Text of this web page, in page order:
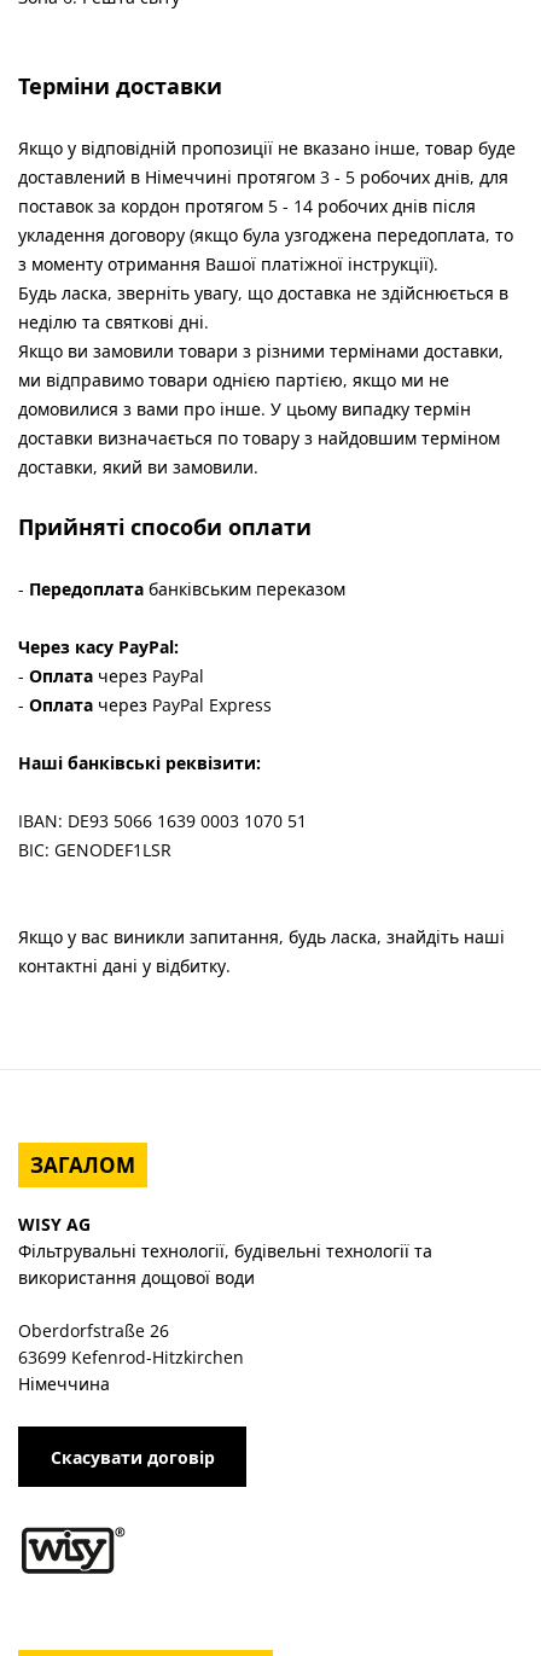
Терміни доставки
Якщо у відповідній пропозиції не вказано інше, товар буде
доставлений в Німеччині протягом 3 - 5 робочих днів, для
поставок за кордон протягом 5 - 14 робочих днів після
укладення договору (якщо була узгоджена передоплата, то
з моменту отримання Вашої платіжної інструкції).
Будь ласка, зверніть увагу, що доставка не здійснюється в
неділю та святкові дні.
Якщо ви замовили товари з різними термінами доставки,
ми відправимо товари однією партією, якщо ми не
домовилися з вами про інше. У цьому випадку термін
доставки визначається по товару з найдовшим терміном
доставки, який ви замовили.
Прийняті способи оплати
- Передоплата банківським переказом
Через касу PayPal:
- Оплата через PayPal
- Оплата через PayPal Express
Наші банківські реквізити:
IBAN: DE93 5066 1639 0003 1070 51
BIC: GENODEF1LSR
Якщо у вас виникли запитання, будь ласка, знайдіть наші
контактні дані у відбитку.
ЗАГАЛОМ
WISY AG
Фільтрувальні технології, будівельні технології та
використання дощової води
Oberdorfstraße 26
63699 Kefenrod-Hitzkirchen
Німеччина
Скасувати договір